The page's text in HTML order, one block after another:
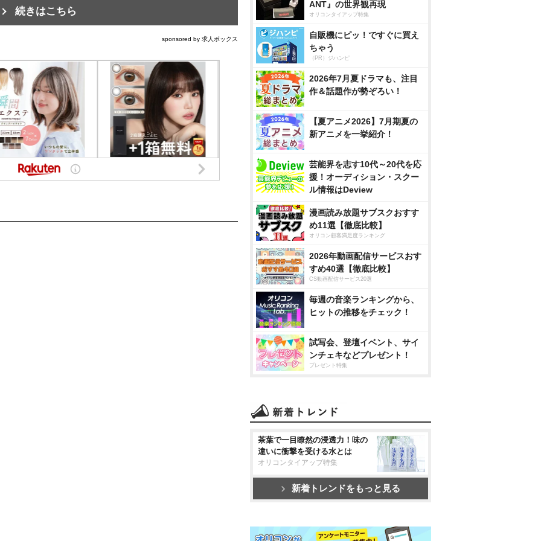
続きはこちら
sponsored by 求人ボックス
ANT』の世界観再現
オリコンタイアップ特集
自販機にピッ！ですぐに買え
ちゃう
（PR）ジハンピ
2026年7月夏ドラマも、注目
作＆話題作が勢ぞろい！
【夏アニメ2026】7月期夏の
新アニメを一挙紹介！
芸能界を志す10代～20代を応
援！オーディション・スクー
ル情報はDeview
漫画読み放題サブスクおすす
め11選【徹底比較】
オリコン顧客満足度ランキング
2026年動画配信サービスおす
すめ40選【徹底比較】
CS動画配信サービス20選
毎週の音楽ランキングから、
ヒットの推移をチェック！
試写会、登壇イベント、サイ
ンチェキなどプレゼント！
プレゼント特集
茶葉で一目瞭然の浸透力！味の
違いに衝撃を受ける水とは
オリコンタイアップ特集
新着トレンドをもっと見る